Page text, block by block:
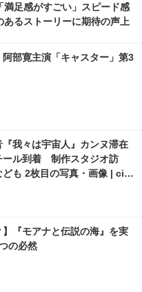
「満足感がすごい」スピード感
あるストーリーに期待の声上
部寛主演「キャスター」第3
我々は宇宙人』カンヌ滞在
ール到着 制作スタジオ訪
ども 2枚目の写真・画像 | cin
】『モアナと伝説の海』を実
の必然